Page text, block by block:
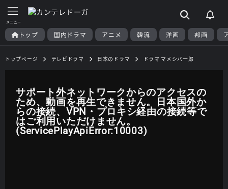
トップ 国内ドラマ アニメ 韓流 洋画 邦画
トップページ テレビドラマ 日本のドラマ ドラマ マメシバ一郎
サポート外ネットワークからのアクセスの
ため、動画を再生できません。日本国外か
らの接続、VPN・プロキシ経由の接続等で
はご利用いただけません。
(ServicePlayApiError:10003)